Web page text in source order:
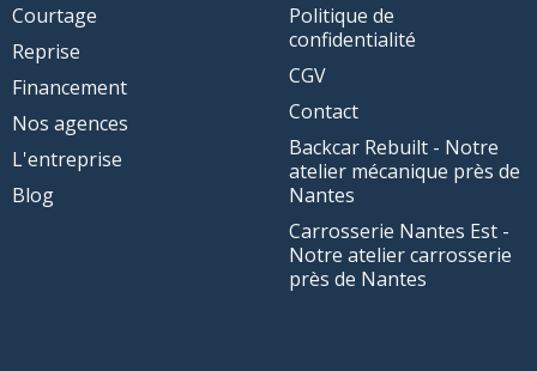
Courtage
Reprise
Financement
Nos agences
L'entreprise
Blog
Politique de
confidentialité
CGV
Contact
Backcar Rebuilt - Notre
atelier mécanique près de
Nantes
Carrosserie Nantes Est -
Notre atelier carrosserie
près de Nantes